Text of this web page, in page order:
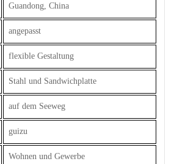
Guandong, China
angepasst
flexible Gestaltung
Stahl und Sandwichplatte
auf dem Seeweg
guizu
Wohnen und Gewerbe